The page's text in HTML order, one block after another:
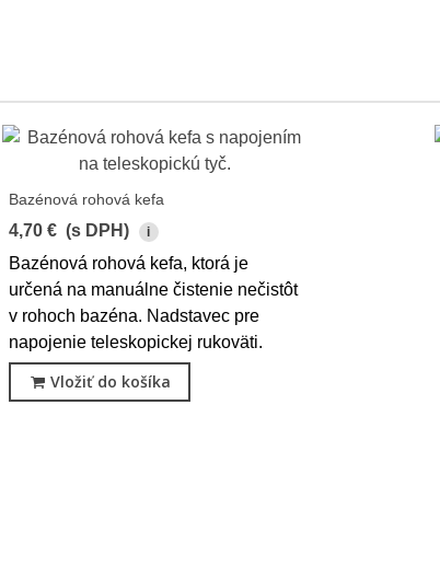
Bazénová rohová kefa
4,70 € (s DPH) i
Bazénová rohová kefa, ktorá je
určená na manuálne čistenie nečistôt
v rohoch bazéna. Nadstavec pre
napojenie teleskopickej rukoväti.
Vložiť do košíka